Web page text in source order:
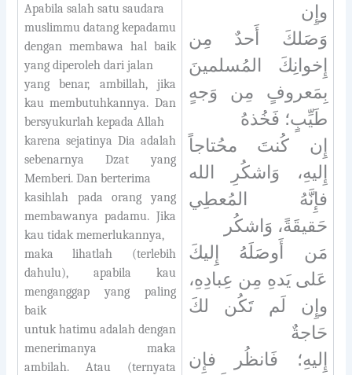
Apabila salah satu saudara
muslimmu datang kepadamu
dengan membawa hal baik
yang diperoleh dari jalan
yang benar, ambillah, jika
kau membutuhkannya. Dan
bersyukurlah kepada Allah
karena sejatinya Dia adalah
sebenarnya Dzat yang
Memberi. Dan berterima
kasihlah pada orang yang
membawanya padamu. Jika
kau tidak memerlukannya,
maka lihatlah (terlebih
dahulu), apabila kau
menganggap yang paling
baik
untuk hatimu adalah dengan
menerimanya maka
ambilah. Atau (ternyata
وإِن
وَصَلكَ أَحدٌ مِن
إِخوانِكَ المُسلمينَ
بِمَعروفٍ مِن وَجهٍ
طَيِّبٍ؛ فَخُذهُ
إِن كُنتَ محُتاجاً
إِليهِ، وَاشكُرِ الله
فإِنَّهُ المُعطِي
حَقيقَةً، وَاشكُر
مَن أَوصَلَهُ إِليكَ
عَلى يَدهِ مِن عِبادِهِ،
وإِن لَم تَكُن لكَ
حَاجةٌ
إِليهِ؛ فَانظُر فإِن